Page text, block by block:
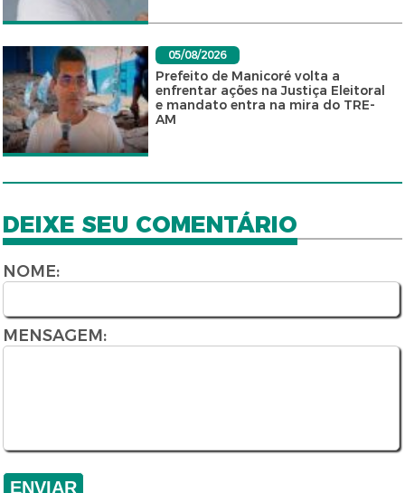
05/08/2026
Prefeito de Manicoré volta a
enfrentar ações na Justiça Eleitoral
e mandato entra na mira do TRE-
AM
DEIXE SEU COMENTÁRIO
NOME:
MENSAGEM: